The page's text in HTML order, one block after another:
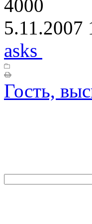
4000
5.11.2007
asks
Гость,